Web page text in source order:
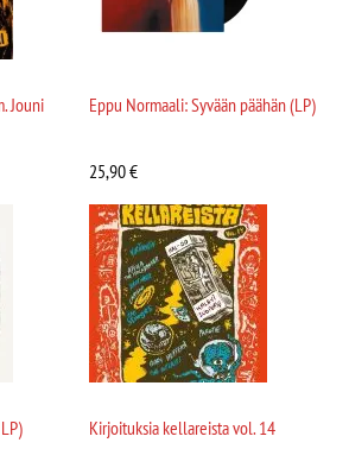
Jouni
Eppu Normaali: Syvään päähän (LP)
25,90€
Kirjoituksia kellareista vol. 14